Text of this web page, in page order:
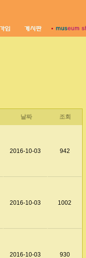
날짜 조회
2016-10-03 942
2016-10-03 1002
2016-10-03 930